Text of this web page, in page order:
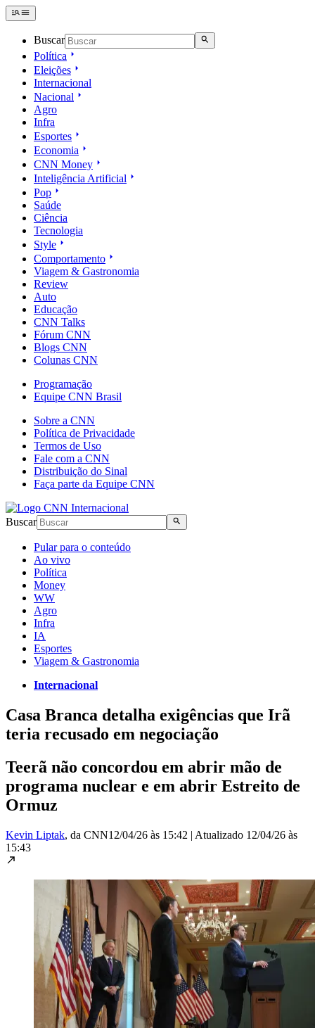
Buscar
Política
Eleições
Internacional
Nacional
Agro
Infra
Esportes
Economia
CNN Money
Inteligência Artificial
Pop
Saúde
Ciência
Tecnologia
Style
Comportamento
Viagem & Gastronomia
Review
Auto
Educação
CNN Talks
Fórum CNN
Blogs CNN
Colunas CNN
Programação
Equipe CNN Brasil
Sobre a CNN
Política de Privacidade
Termos de Uso
Fale com a CNN
Distribuição do Sinal
Faça parte da Equipe CNN
Buscar
Pular para o conteúdo
Ao vivo
Política
Money
WW
Agro
Infra
IA
Esportes
Viagem & Gastronomia
Internacional
Casa Branca detalha exigências que Irã
teria recusado em negociação
Teerã não concordou em abrir mão de
programa nuclear e em abrir Estreito de
Ormuz
Kevin Liptak, da CNN12/04/26 às 15:42 | Atualizado 12/04/26 às
15:43